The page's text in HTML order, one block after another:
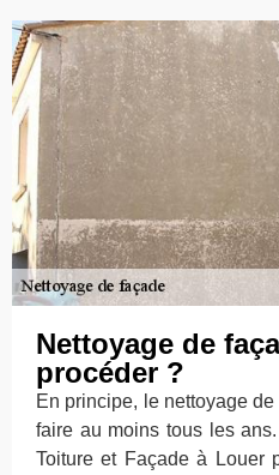
Nettoyage de
procéder ?
En principe, le nettoyage
faire au moins tous les
Toiture et Façade à Louer